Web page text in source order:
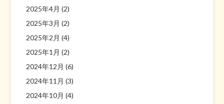
2025年4月 (2)
2025年3月 (2)
2025年2月 (4)
2025年1月 (2)
2024年12月 (6)
2024年11月 (3)
2024年10月 (4)